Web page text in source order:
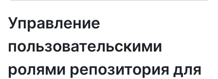
Управление
пользовательскими
ролями репозитория для